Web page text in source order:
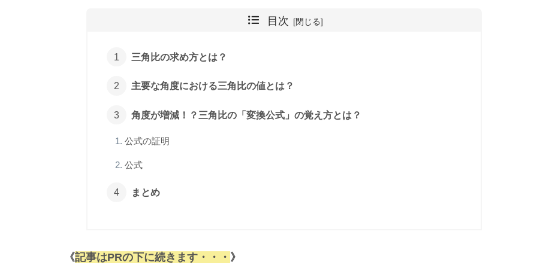
目次
三角比の求め方とは？
主要な角度における三角比の値とは？
角度が増減！？三角比の「変換公式」の覚え方とは？
公式の証明
公式
まとめ
《記事はPRの下に続きます・・・ 》